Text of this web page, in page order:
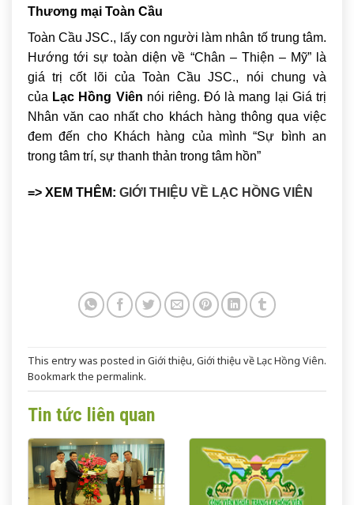
Thương mại Toàn Cầu
Toàn Cầu JSC., lấy con người làm nhân tố trung tâm.
Hướng tới sự toàn diện về “Chân – Thiện – Mỹ” là
giá trị cốt lõi của Toàn Cầu JSC., nói chung và
của Lạc Hồng Viên nói riêng. Đó là mang lại Giá trị
Nhân văn cao nhất cho khách hàng thông qua việc
đem đến cho Khách hàng của mình “Sự bình an
trong tâm trí, sự thanh thản trong tâm hồn”
=> XEM THÊM: GIỚI THIỆU VỀ LẠC HỒNG VIÊN
This entry was posted in Giới thiệu,Giới thiệu về Lạc Hồng Viên.
Bookmark the permalink.
Tin tức liên quan